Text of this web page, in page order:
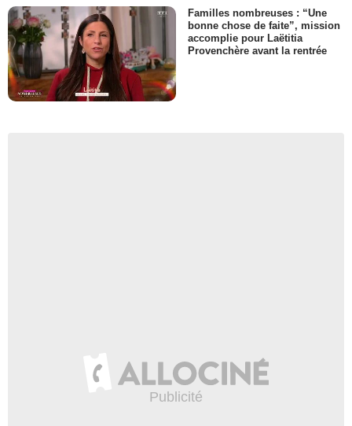
Familles nombreuses : “Une
bonne chose de faite”, mission
accomplie pour Laëtitia
Provenchère avant la rentrée